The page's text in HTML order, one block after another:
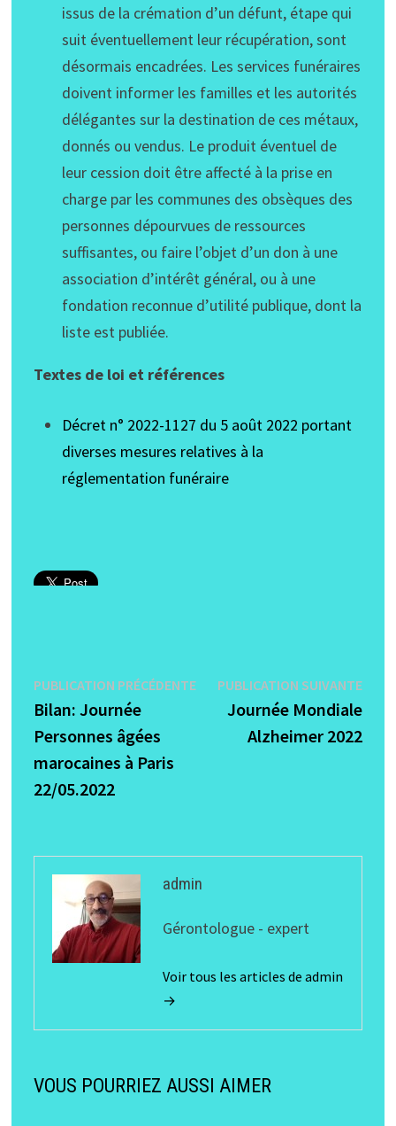
issus de la crémation d’un défunt, étape qui
suit éventuellement leur récupération, sont
désormais encadrées. Les services funéraires
doivent informer les familles et les autorités
délégantes sur la destination de ces métaux,
donnés ou vendus. Le produit éventuel de
leur cession doit être affecté à la prise en
charge par les communes des obsèques des
personnes dépourvues de ressources
suffisantes, ou faire l’objet d’un don à une
association d’intérêt général, ou à une
fondation reconnue d’utilité publique, dont la
liste est publiée.
Textes de loi et références
Décret n° 2022-1127 du 5 août 2022 portant
diverses mesures relatives à la
réglementation funéraire
Navigation
de
l’article
PUBLICATION PRÉCÉDENTEPublication
précédente :
Bilan: Journée
Personnes âgées
marocaines à Paris
22/05.2022
PUBLICATION SUIVANTE
Journée Mondiale
Alzheimer 2022
admin
Gérontologue - expert
Voir tous les articles de admin
→
VOUS POURRIEZ AUSSI AIMER